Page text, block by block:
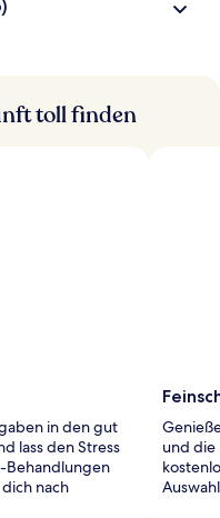
toll finden
in den gut
lass den Stress
Behandlungen
nach
und die